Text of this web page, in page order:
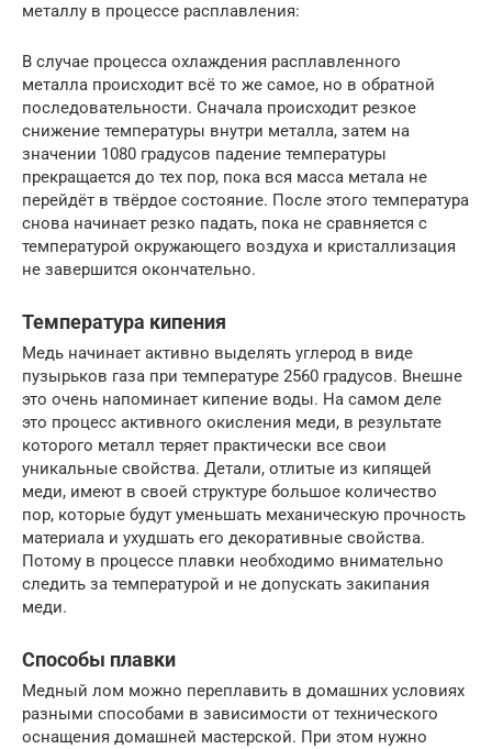
металлу в процессе расплавления:
В случае процесса охлаждения расплавленного
металла происходит всё то же самое, но в обратной
последовательности. Сначала происходит резкое
снижение температуры внутри металла, затем на
значении 1080 градусов падение температуры
прекращается до тех пор, пока вся масса метала не
перейдёт в твёрдое состояние. После этого температура
снова начинает резко падать, пока не сравняется с
температурой окружающего воздуха и кристаллизация
не завершится окончательно.
Температура кипения
Медь начинает активно выделять углерод в виде
пузырьков газа при температуре 2560 градусов. Внешне
это очень напоминает кипение воды. На самом деле
это процесс активного окисления меди, в результате
которого металл теряет практически все свои
уникальные свойства. Детали, отлитые из кипящей
меди, имеют в своей структуре большое количество
пор, которые будут уменьшать механическую прочность
материала и ухудшать его декоративные свойства.
Потому в процессе плавки необходимо внимательно
следить за температурой и не допускать закипания
меди.
Способы плавки
Медный лом можно переплавить в домашних условиях
разными способами в зависимости от технического
оснащения домашней мастерской. При этом нужно